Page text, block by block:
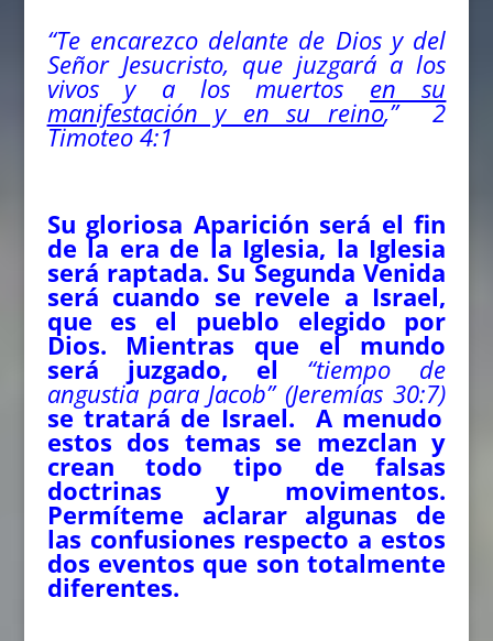
“Te encarezco delante de Dios y del
Señor Jesucristo, que juzgará a los
vivos y a los muertos en su
manifestación y en su reino,” 2
Timoteo 4:1
Su gloriosa Aparición será el fin
de la era de la Iglesia, la Iglesia
será raptada. Su Segunda Venida
será cuando se revele a Israel,
que es el pueblo elegido por
Dios. Mientras que el mundo
será juzgado, el “tiempo de
angustia para Jacob” (Jeremías 30:7)
se tratará de Israel. A menudo
estos dos temas se mezclan y
crean todo tipo de falsas
doctrinas y movimentos.
Permíteme aclarar algunas de
las confusiones respecto a estos
dos eventos que son totalmente
diferentes.